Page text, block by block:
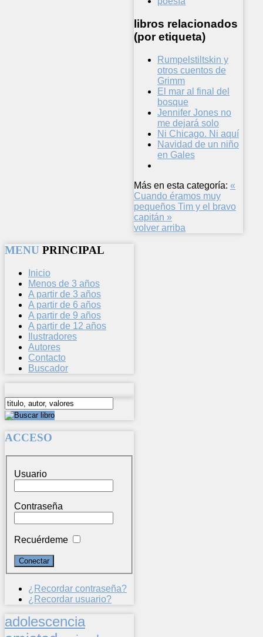
libros relacionados
(por etiqueta)
Rumpelstiltskin y
otros cuentos de
Grimm
El mar al final del
bosque
Jennifer Jones no
me dejará solo
Ni Chicago. Ni aquí
Navidad de un niño
en Gales
Más en esta categoría: «
Cuando éramos muy
pequeños Tim y el bravo
capitán »
volver arriba
MENU PRINCIPAL
Inicio
Menos de 3 años
A partir de 3 años
A partir de 6 años
A partir de 9 años
A partir de 12 años
Ilustradores
Autores
Contacto
Buscador
ACCESO
Usuario
Contraseña
Recuérdeme
¿Recordar contraseña?
¿Recordar usuario?
adolescencia